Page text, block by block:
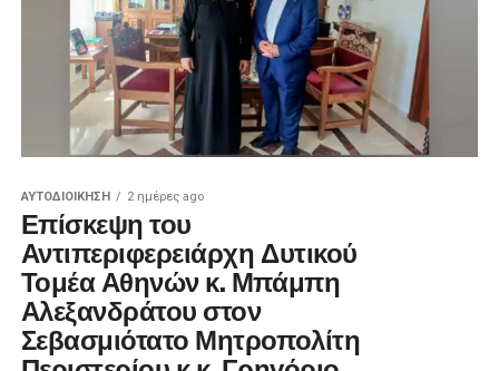
ΑΥΤΟΔΙΟΊΚΗΣΗ 2 ημέρες ago
Επίσκεψη του
Αντιπεριφερειάρχη Δυτικού
Τομέα Αθηνών κ. Μπάμπη
Αλεξανδράτου στον
Σεβασμιότατο Μητροπολίτη